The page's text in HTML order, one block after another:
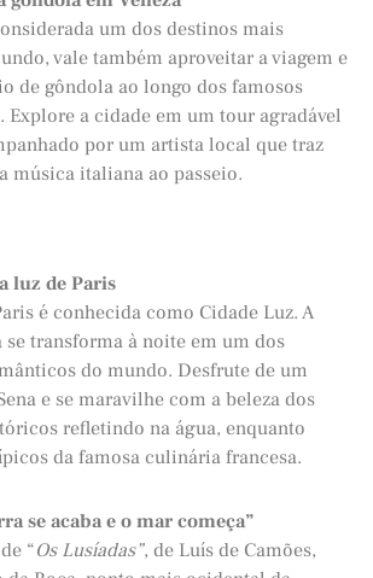
um dos destinos mais
vale também aproveitar a viagem e
de gôndola ao longo dos famosos
Explore a cidade em um tour agradável
por um artista local que traz
música italiana ao passeio.
luz de Paris
é conhecida como Cidade Luz. A
transforma à noite em um dos
do mundo. Desfrute de um
e se maravilhe com a beleza dos
refletindo na água, enquanto
da famosa culinária francesa.
se acaba e o mar começa”
“Os Lusíadas”, de Luís de Camões,